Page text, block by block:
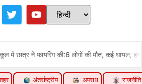
की मौत, कई घायल; हमलावर छात्र भी अस्पताल में भर्ती
अंतर्राष्ट्रीय अपराध राजनीति